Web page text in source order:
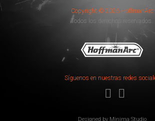
Copyright © 2026 HoffmanArc
Todos los derechos reservados.
Síguenos en nuestras redes
Designed by Minima Studio